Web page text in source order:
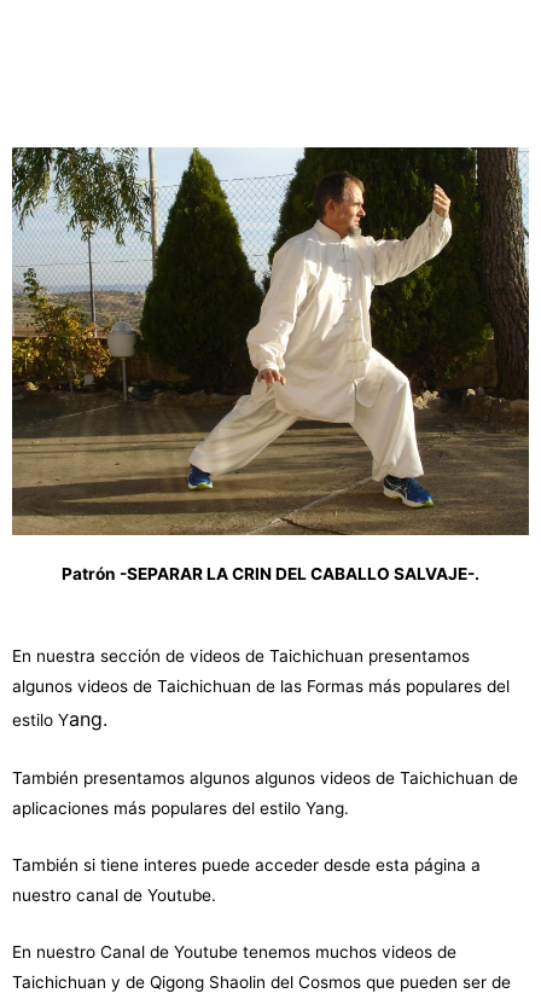
Patrón -SEPARAR LA CRIN DEL CABALLO SALVAJE-.
En nuestra sección de videos de Taichichuan presentamos
algunos videos de Taichichuan de las Formas más populares del
estilo Yang.
También presentamos algunos algunos videos de Taichichuan de
aplicaciones más populares del estilo Yang.
También si tiene interes puede acceder desde esta página a
nuestro canal de Youtube.
En nuestro Canal de Youtube tenemos muchos videos de
Taichichuan y de Qigong Shaolin del Cosmos que pueden ser de